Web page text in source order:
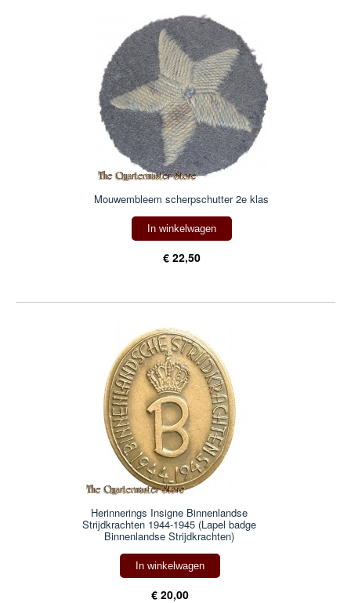
Mouwembleem scherpschutter 2e klas
In winkelwagen
€ 22,50
Herinnerings Insigne Binnenlandse
Strijdkrachten 1944-1945 (Lapel badge
Binnenlandse Strijdkrachten)
In winkelwagen
€ 20,00